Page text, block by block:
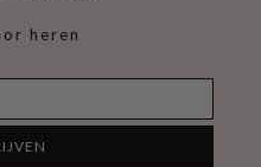
heren